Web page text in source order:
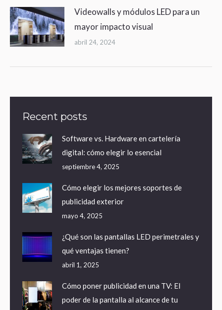
Videowalls y módulos LED para un
mayor impacto visual
abril 24, 2024
Recent posts
Software vs. Hardware en cartelería
digital: cómo elegir lo esencial
septiembre 4, 2025
Cómo elegir los mejores soportes de
publicidad exterior
mayo 4, 2025
¿Qué son las pantallas LED perimetrales y
qué ventajas tienen?
abril 1, 2025
Cómo poner publicidad en una TV: El
poder de la pantalla al alcance de tu